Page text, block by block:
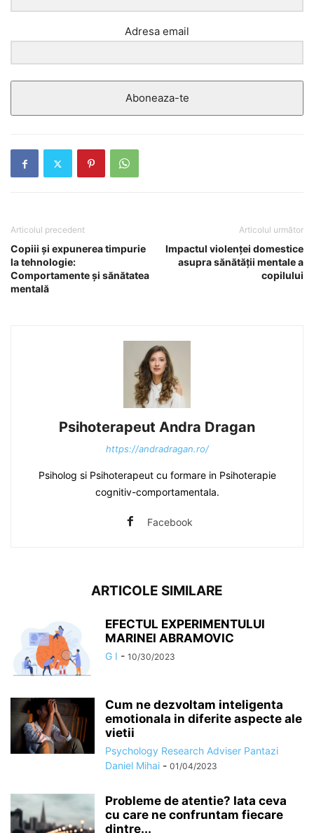
Adresa email
Aboneaza-te
Articolul precedent
Copiii și expunerea timpurie
la tehnologie:
Comportamente și sănătatea
mentală
Articolul următor
Impactul violenței domestice
asupra sănătății mentale a
copilului
Psihoterapeut Andra Dragan
https://andradragan.ro/
Psiholog si Psihoterapeut cu formare in Psihoterapie
cognitiv-comportamentala.
Facebook
ARTICOLE SIMILARE
EFECTUL EXPERIMENTULUI
MARINEI ABRAMOVIC
G I - 10/30/2023
Cum ne dezvoltam inteligenta
emotionala in diferite aspecte ale
vietii
Psychology Research Adviser Pantazi
Daniel Mihai - 01/04/2023
Probleme de atentie? Iata ceva
cu care ne confruntam fiecare
dintre...